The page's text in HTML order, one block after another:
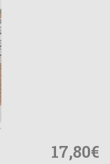
17,80€